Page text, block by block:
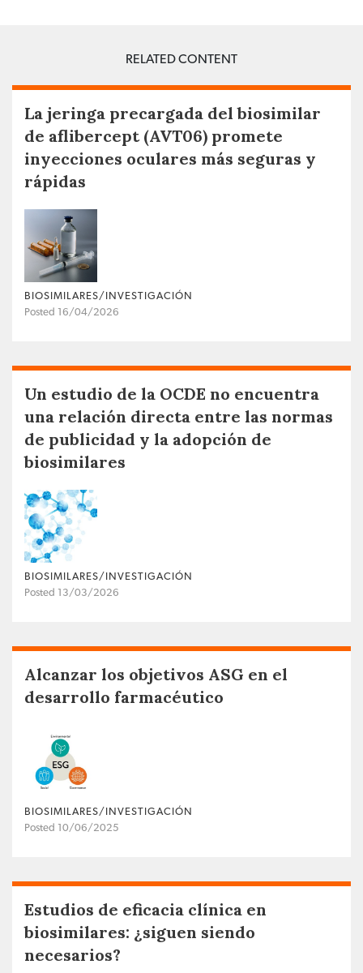
RELATED CONTENT
La jeringa precargada del biosimilar
de aflibercept (AVT06) promete
inyecciones oculares más seguras y
rápidas
BIOSIMILARES/INVESTIGACIÓN
Posted 16/04/2026
Un estudio de la OCDE no encuentra
una relación directa entre las normas
de publicidad y la adopción de
biosimilares
BIOSIMILARES/INVESTIGACIÓN
Posted 13/03/2026
Alcanzar los objetivos ASG en el
desarrollo farmacéutico
BIOSIMILARES/INVESTIGACIÓN
Posted 10/06/2025
Estudios de eficacia clínica en
biosimilares: ¿siguen siendo
necesarios?